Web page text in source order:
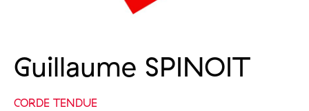
Guillaume SPINOIT
CORDE TENDUE